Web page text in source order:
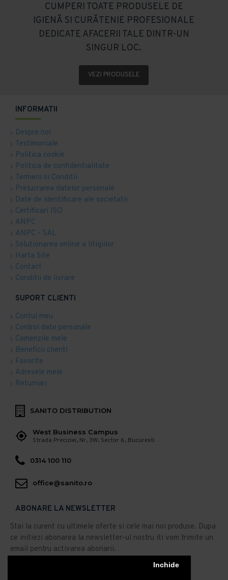
Inchide
CUMPERI TOATE PRODUSELE DE
IGIENĂ SI CURĂTENIE PROFESIONALE
DEDICATE AFACERII TALE DINTR-UN
SINGUR LOC.
VEZI PRODUSELE
INFORMATII
Despre noi
Testimoniale
Politica cookie
Politica de confidentialitate
Termeni si Conditii
Prelucrarea datelor personale
Date de identificare ale societatii
Certificari ISO
ANPC
ANPC - SAL
Solutionarea online a litigiilor
Harta Site
Contact
Conditii de livrare
SUPORT CLIENTI
Contul meu
Control date personale
Comenzile mele
Beneficii clienti
Favorite
Adresele mele
Returnari
SANITO DISTRIBUTION
West Business Campus
Strada Preciziei, Nr, 3W, Sector 6, Bucuresti
0314 100 110
office@sanito.ro
ABONARE LA NEWSLETTER
Stai la curent cu ultimele oferte si cele mai noi produse. Dupa
ce initiezi abonarea la newsletter-ul nostru iti vom trimite un
email pentru activarea abonarii.
Abonare